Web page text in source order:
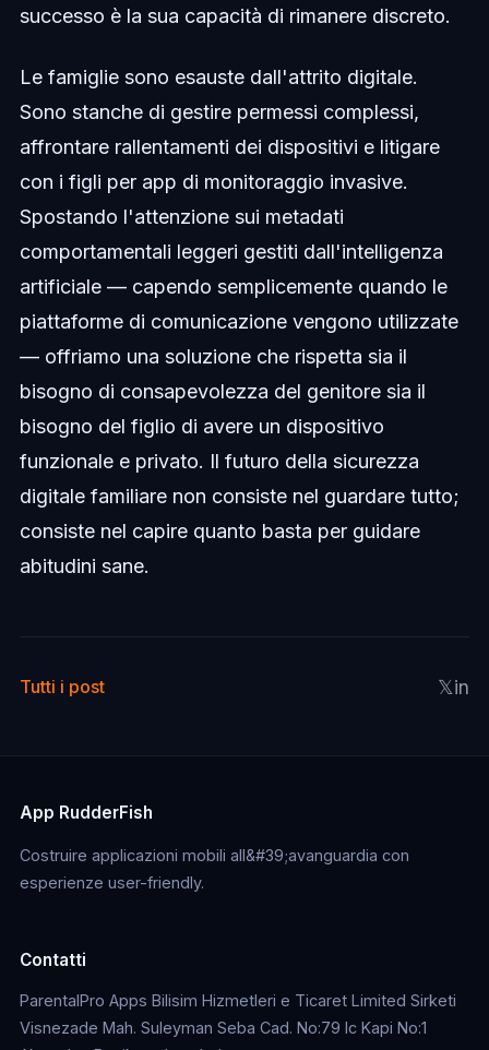
successo è la sua capacità di rimanere discreto.
Le famiglie sono esauste dall'attrito digitale.
Sono stanche di gestire permessi complessi,
affrontare rallentamenti dei dispositivi e litigare
con i figli per app di monitoraggio invasive.
Spostando l'attenzione sui metadati
comportamentali leggeri gestiti dall'intelligenza
artificiale — capendo semplicemente quando le
piattaforme di comunicazione vengono utilizzate
— offriamo una soluzione che rispetta sia il
bisogno di consapevolezza del genitore sia il
bisogno del figlio di avere un dispositivo
funzionale e privato. Il futuro della sicurezza
digitale familiare non consiste nel guardare tutto;
consiste nel capire quanto basta per guidare
abitudini sane.
Tutti i post 𝕏in
App RudderFish
Costruire applicazioni mobili all&#39;avanguardia con
esperienze user-friendly.
Contatti
ParentalPro Apps Bilisim Hizmetleri e Ticaret Limited Sirketi
Visnezade Mah. Suleyman Seba Cad. No:79 Ic Kapi No:1